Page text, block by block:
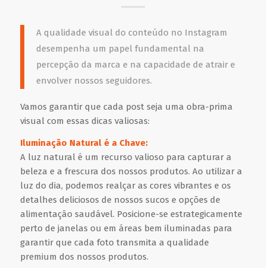
A qualidade visual do conteúdo no Instagram
desempenha um papel fundamental na
percepção da marca e na capacidade de atrair e
envolver nossos seguidores.
Vamos garantir que cada post seja uma obra-prima
visual com essas dicas valiosas:
Iluminação Natural é a Chave:
A luz natural é um recurso valioso para capturar a
beleza e a frescura dos nossos produtos. Ao utilizar a
luz do dia, podemos realçar as cores vibrantes e os
detalhes deliciosos de nossos sucos e opções de
alimentação saudável. Posicione-se estrategicamente
perto de janelas ou em áreas bem iluminadas para
garantir que cada foto transmita a qualidade
premium dos nossos produtos.